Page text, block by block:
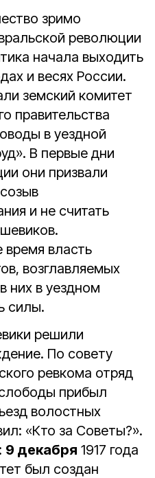
зримо
революции
начала выходить
и весях России.
земский комитет
правительства
в уездной
В первые дни
они призвали
и не считать
время власть
возглавляемых
них в уездном
силы.
решили
По совету
ревкома отряд
прибыл
волостных
«Кто за Советы?».
9 декабря 1917 года
был создан